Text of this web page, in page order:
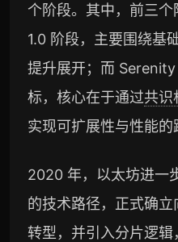
个阶段。其中，前三
1.0 阶段，主要围绕基
提升展开；而
标，核心在于通过共识
实现可扩展性与性能的
2020 年，以太坊进一
的技术路径，正式确立
转型，并引入分片逻